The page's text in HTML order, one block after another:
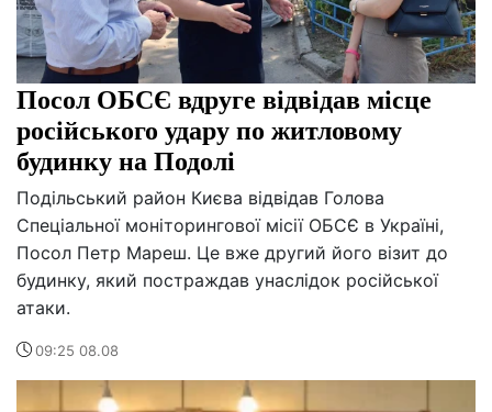
Посол ОБСЄ вдруге відвідав місце
російського удару по житловому
будинку на Подолі
Подільський район Києва відвідав Голова
Спеціальної моніторингової місії ОБСЄ в Україні,
Посол Петр Мареш. Це вже другий його візит до
будинку, який постраждав унаслідок російської
атаки.
09:25 08.08